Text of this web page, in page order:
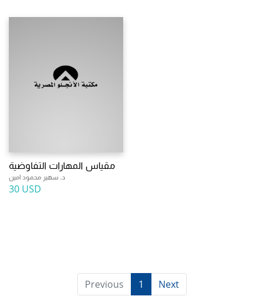
مقياس المهارات التفاوضية
د. سهير محمود امين
30 USD
Previous 1 Next